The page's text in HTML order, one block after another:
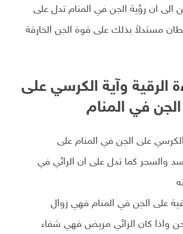
الى ان رؤية الجن في المنام تدل على
مستدلاَ بذلك على قوة الجن الخارقة
الرقية وآية الكرسي على
الجن في المنام
الكرسي على الجن في المنام على
والسحر كما تدل على ان الرائي في
على الجن في المنام فهي زوال
واذا كان الرائي مريض فهي شفاء